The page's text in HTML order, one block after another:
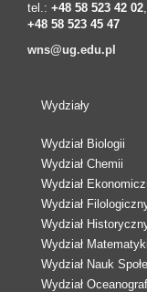
tel.: +48 58 523 42 02
+48 58 523 45 47
wns@ug.edu.pl
Wydziały
Wydział Biologii
Wydział Chemii
Wydział
Wydział
Wydział
Wydział
Wydział Nauk
Wydział